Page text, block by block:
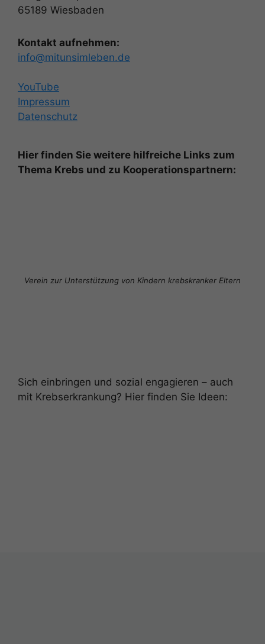
65189 Wiesbaden
Kontakt aufnehmen:
info@mitunsimleben.de
YouTube
Impressum
Datenschutz
Hier finden Sie weitere hilfreiche Links zum
Thema Krebs und zu Kooperationspartnern:
Verein zur Unterstützung von Kindern krebskranker Eltern
Sich einbringen und sozial engagieren – auch
mit Krebserkrankung? Hier finden Sie Ideen: